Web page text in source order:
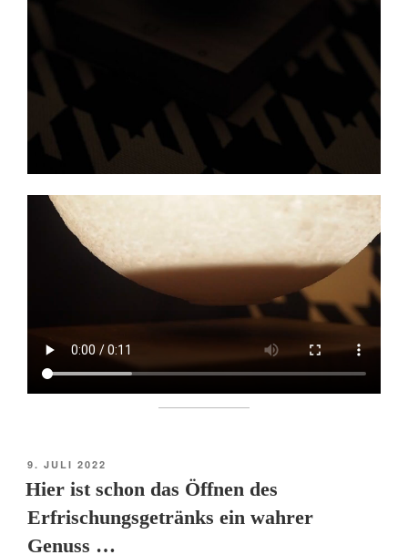
VERÖFFENTLICHT
AM
9. JULI 2022
Hier ist schon das Öffnen des
Erfrischungsgetränks ein wahrer
Genuss …